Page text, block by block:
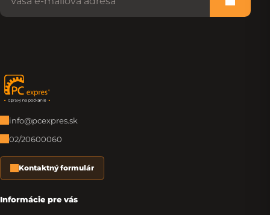
Zápätie
info@pcexpres.sk
02/20600060
Kontaktný formulár
Informácie pre vás